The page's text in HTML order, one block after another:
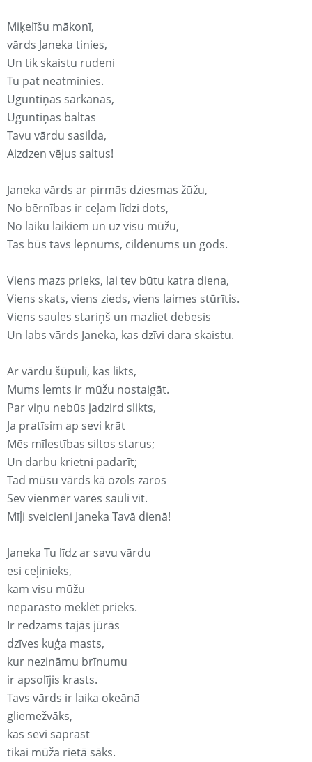
Miķelīšu mākonī,
vārds Janeka tinies,
Un tik skaistu rudeni
Tu pat neatminies.
Uguntiņas sarkanas,
Uguntiņas baltas
Tavu vārdu sasilda,
Aizdzen vējus saltus!
Janeka vārds ar pirmās dziesmas žūžu,
No bērnības ir ceļam līdzi dots,
No laiku laikiem un uz visu mūžu,
Tas būs tavs lepnums, cildenums un gods.
Viens mazs prieks, lai tev būtu katra diena,
Viens skats, viens zieds, viens laimes stūrītis.
Viens saules stariņš un mazliet debesis
Un labs vārds Janeka, kas dzīvi dara skaistu.
Ar vārdu šūpulī, kas likts,
Mums lemts ir mūžu nostaigāt.
Par viņu nebūs jadzird slikts,
Ja pratīsim ap sevi krāt
Mēs mīlestības siltos starus;
Un darbu krietni padarīt;
Tad mūsu vārds kā ozols zaros
Sev vienmēr varēs sauli vīt.
Mīļi sveicieni Janeka Tavā dienā!
Janeka Tu līdz ar savu vārdu
esi ceļinieks,
kam visu mūžu
neparasto meklēt prieks.
Ir redzams tajās jūrās
dzīves kuģa masts,
kur nezināmu brīnumu
ir apsolījis krasts.
Tavs vārds ir laika okeānā
gliemežvāks,
kas sevi saprast
tikai mūža rietā sāks.